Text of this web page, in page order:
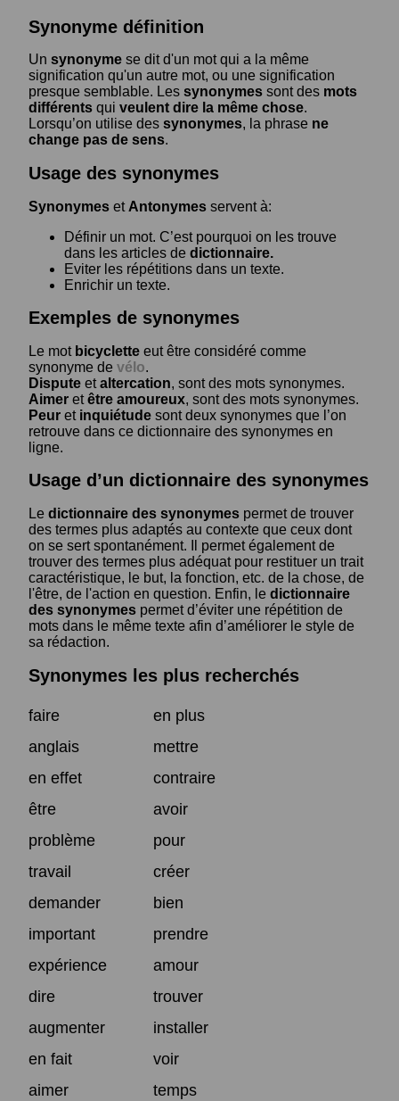
Synonyme définition
Un synonyme se dit d'un mot qui a la même
signification qu'un autre mot, ou une signification
presque semblable. Les synonymes sont des mots
différents qui veulent dire la même chose.
Lorsqu’on utilise des synonymes, la phrase ne
change pas de sens.
Usage des synonymes
Synonymes et Antonymes servent à:
Définir un mot. C’est pourquoi on les trouve
dans les articles de dictionnaire.
Eviter les répétitions dans un texte.
Enrichir un texte.
Exemples de synonymes
Le mot bicyclette eut être considéré comme
synonyme de vélo.
Dispute etaltercation, sont des mots synonymes.
Aimer etêtre amoureux, sont des mots synonymes.
Peur et inquiétude sont deux synonymes que l’on
retrouve dans ce dictionnaire des synonymes en
ligne.
Usage d’un dictionnaire des synonymes
Le dictionnaire des synonymes permet de trouver
des termes plus adaptés au contexte que ceux dont
on se sert spontanément. Il permet également de
trouver des termes plus adéquat pour restituer un trait
caractéristique, le but, la fonction, etc. de la chose, de
l'être, de l'action en question. Enfin, le dictionnaire
des synonymes permet d’éviter une répétition de
mots dans le même texte afin d’améliorer le style de
sa rédaction.
Synonymes les plus recherchés
faire
en plus
anglais
mettre
en effet
contraire
être
avoir
problème
pour
travail
créer
demander
bien
important
prendre
expérience
amour
dire
trouver
augmenter
installer
en fait
voir
aimer
temps